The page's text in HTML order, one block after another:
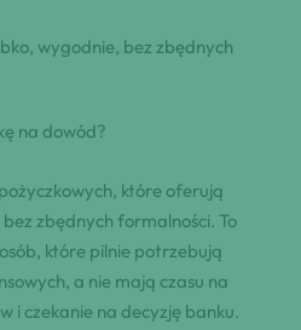
⁢wygodnie, bez zbędnych⁣
⁢na‍ dowód?
które ‌oferują⁢
zbędnych ​formalności. ⁣To
które‍ pilnie potrzebują
a nie mają czasu na
i ⁤czekanie na decyzję banku.